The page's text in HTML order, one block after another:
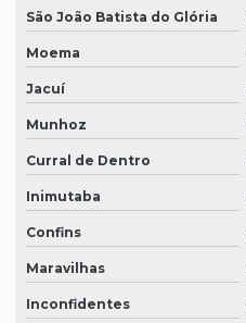
São João Batista do Glória
Moema
Jacuí
Munhoz
Curral de Dentro
Inimutaba
Confins
Maravilhas
Inconfidentes